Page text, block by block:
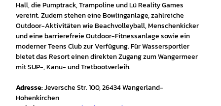
Hall, die Pumptrack, Trampoline und Lü Reality Games
vereint. Zudem stehen eine Bowlinganlage, zahlreiche
Outdoor-Aktivitäten wie Beachvolleyball, Menschenkicker
und eine barrierefreie Outdoor-Fitnessanlage sowie ein
moderner Teens Club zur Verfügung. Für Wassersportler
bietet das Resort einen direkten Zugang zum Wangermeer
mit SUP-, Kanu- und Tretbootverleih.
Adresse:Jeversche Str. 100, 26434 Wangerland-
Hohenkirchen